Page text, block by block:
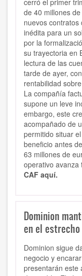
cerró el primer
de 40 millones
nuevos
inédita para un
por la
su trayectoria en
lectura de las
tarde de ayer,
rentabilidad
La compañía
supone un leve
embargo, este
acompañado de
permitido situar
beneficio antes
63 millones de
operativo avanza
CAF aquí.
Dominion
en el
Dominion sigue
negocio y
presentarán este